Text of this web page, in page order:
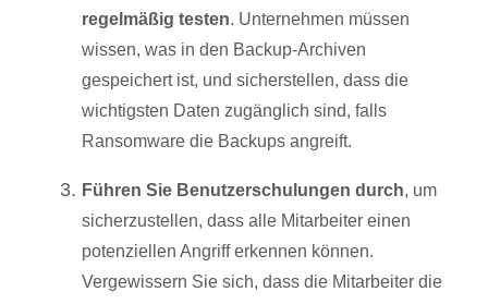
regelmäßig testen. Unternehmen müssen
wissen, was in den Backup-Archiven
gespeichert ist, und sicherstellen, dass die
wichtigsten Daten zugänglich sind, falls
Ransomware die Backups angreift.
Führen Sie Benutzerschulungen durch, um
sicherzustellen, dass alle Mitarbeiter einen
potenziellen Angriff erkennen können.
Vergewissern Sie sich, dass die Mitarbeiter die